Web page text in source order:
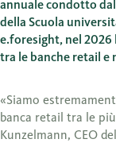
annuale condotto
della Scuola
e.foresight, nel 2026
tra le banche retail e
«Siamo
banca retail tra le
Kunzelmann, CEO